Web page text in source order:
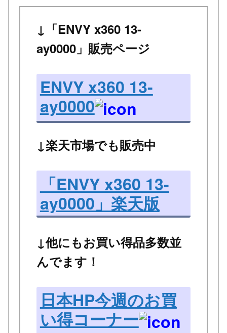
↓「ENVY x360 13-
ay0000」販売ページ
ENVY x360 13-
ay0000
↓楽天市場でも販売中
「ENVY x360 13-
ay0000」楽天版
↓他にもお買い得品多数並
んでます！
日本HP今週のお買
い得コーナー